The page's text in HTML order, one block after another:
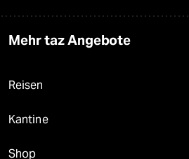
Mehr taz Angebote
Reisen
Kantine
Shop